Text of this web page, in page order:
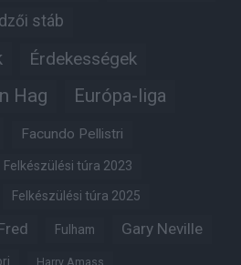
stáb
Érdekességek
Hag Európa-liga
Facundo Pellistri
Felkészülési túra 2023
Felkészülési túra 2025
Fulham Gary Neville
Harry Amass